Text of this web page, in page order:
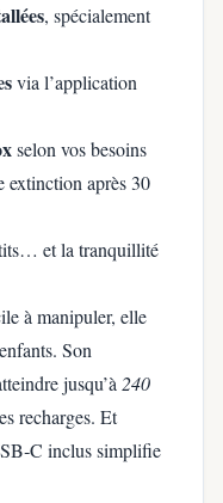
, spécialement
via l’application
selon vos besoins
extinction après 30
et la tranquillité
à manipuler, elle
Son
jusqu’à 240
recharges. Et
inclus simplifie